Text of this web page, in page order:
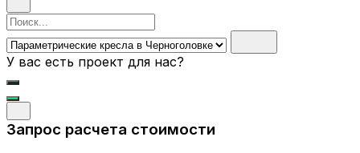
настоящим украшением любого
интерьера.
Где можно использовать
параметрические кресла и стулья?
пространства требуют не только
Поиск
У вас есть проект для нас?
Запрос расчета стоимости